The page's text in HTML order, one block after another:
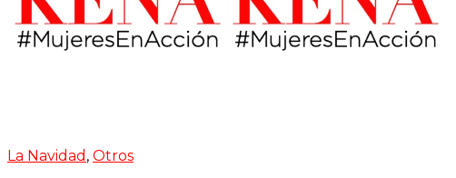
La Navidad , Otros